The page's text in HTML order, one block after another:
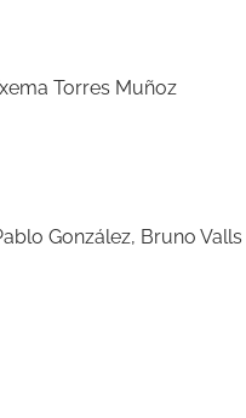
Torres Muñoz
González, Bruno Valls